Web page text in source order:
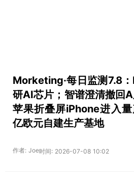
Morketing·每日监测7.8
研AI芯片；智谱澄清撤回A
苹果折叠屏iPhone进入
亿欧元自建生产基地
作者: Joe时间: 2026-07-08 10:02